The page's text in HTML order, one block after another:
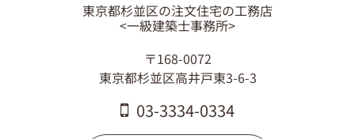
東京都杉並区の注文住宅の工務店
<一級建築士事務所>
〒168-0072
東京都杉並区高井戸東3-6-3
03-3334-0334